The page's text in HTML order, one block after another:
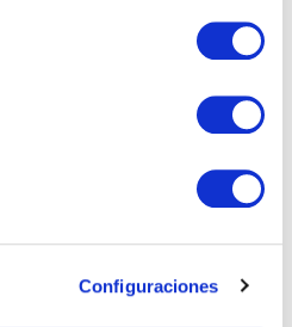
Configuraciones